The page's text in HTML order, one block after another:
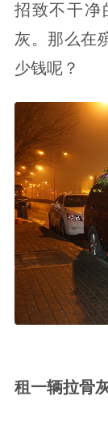
招致不干净
灰。那么在
少钱呢？
租一辆拉骨